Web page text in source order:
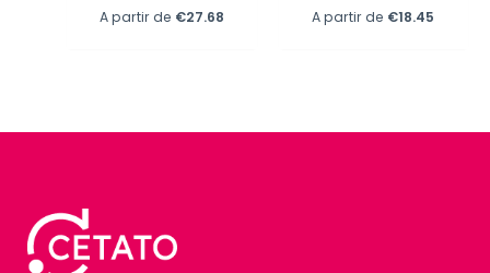
A partir de €27.68 A partir de €18.45